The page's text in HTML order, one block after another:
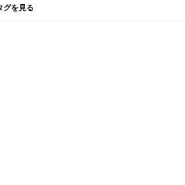
ートナイト(320)
グを見る